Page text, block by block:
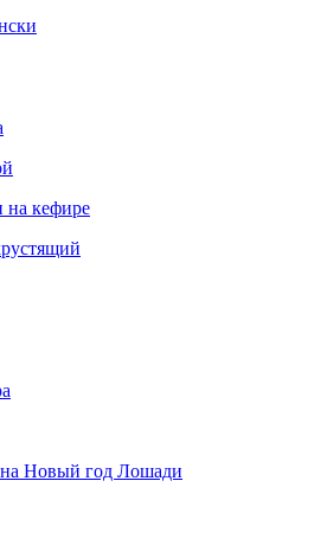
кефире
Новый год Лошади